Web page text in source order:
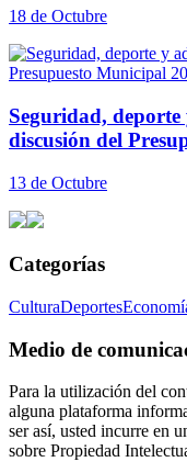
18 de Octubre
Seguridad, deporte
discusión del
13 de Octubre
Categorías
CulturaDeportes
Medio de
Para la utilización del
alguna plataforma
ser así, usted incurre en
sobre Propiedad